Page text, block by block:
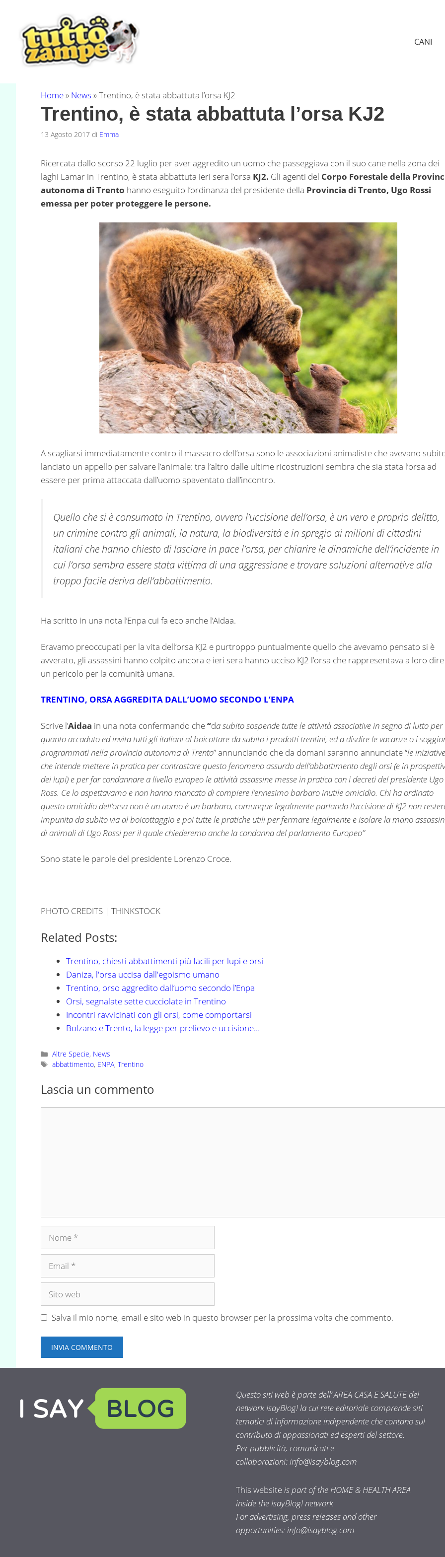
contenuto
CANI
Home» News »Trentino, è stata abbattuta l’orsa KJ2
Trentino, è stata abbattuta l’orsa KJ2
13 Agosto 2017 di Emma
Ricercata dallo scorso 22 luglio per aver aggredito un uomo che passeggiava con il suo cane nella zona dei
laghi Lamar in Trentino, è stata abbattuta ieri sera l’orsa KJ2. Gli agenti del Corpo Forestale della
autonoma di Trento hanno eseguito l’ordinanza del presidente della Provincia di Trento, Ugo Rossi
emessa per poter proteggere le persone.
A scagliarsi immediatamente contro il massacro dell’orsa sono le associazioni animaliste che avevano
lanciato un appello per salvare l’animale: tra l’altro dalle ultime ricostruzioni sembra che sia stata l’orsa ad
essere per prima attaccata dall’uomo spaventato dall’incontro.
Quello che si è consumato in Trentino, ovvero l’uccisione dell’orsa, è un vero e proprio delitto,
un crimine contro gli animali, la natura, la biodiversità e in spregio ai milioni di cittadini
italiani che hanno chiesto di lasciare in pace l’orsa, per chiarire le dinamiche dell’incidente in
cui l’orsa sembra essere stata vittima di una aggressione e trovare soluzioni alternative alla
troppo facile deriva dell’abbattimento.
Ha scritto in una nota l’Enpa cui fa eco anche l’Aidaa.
Eravamo preoccupati per la vita dell’orsa KJ2 e purtroppo puntualmente quello che avevamo pensato si è
avverato, gli assassini hanno colpito ancora e ieri sera hanno ucciso KJ2 l’orsa che rappresentava a loro dire
un pericolo per la comunità umana.
TRENTINO, ORSA AGGREDITA DALL’UOMO SECONDO L’ENPA
Scrive l’Aidaa in una nota confermando che“da subito sospende tutte le attività associative in segno di lutto per
quanto accaduto ed invita tutti gli italiani al boicottare da subito i prodotti trentini, ed a disdire le vacanze o i
programmati nella provincia autonoma di Trento” annunciando che da domani saranno annunciate “le iniziative
che intende mettere in pratica per contrastare questo fenomeno assurdo dell’abbattimento degli orsi (e in
dei lupi) e per far condannare a livello europeo le attività assassine messe in pratica con i decreti del presidente Ugo
Ross. Ce lo aspettavamo e non hanno mancato di compiere l’ennesimo barbaro inutile omicidio. Chi ha ordinato
questo omicidio dell’orsa non è un uomo è un barbaro, comunque legalmente parlando l’uccisione di KJ2 non
impunita da subito via al boicottaggio e poi tutte le pratiche utili per fermare legalmente e isolare la mano
di animali di Ugo Rossi per il quale chiederemo anche la condanna del parlamento Europeo”
Sono state le parole del presidente Lorenzo Croce.
PHOTO CREDITS | THINKSTOCK
Related Posts:
Trentino, chiesti abbattimenti più facili per lupi e orsi
Daniza, l'orsa uccisa dall'egoismo umano
Trentino, orso aggredito dall’uomo secondo l’Enpa
Orsi, segnalate sette cucciolate in Trentino
Incontri ravvicinati con gli orsi, come comportarsi
Bolzano e Trento, la legge per prelievo e uccisione…
Categorie
Altre Specie, News
Tag
abbattimento, ENPA,Trentino
Lascia un commento
Nome
Email
Sito
Salva il mio nome, email e sito web in questo browser per la prossima volta che commento.
Questo siti web è parte dell’ AREA CASA E SALUTE del
network IsayBlog! la cui rete editoriale comprende siti
tematici di informazione indipendente che contano sul
contributo di appassionati ed esperti del settore.
Per pubblicità, comunicati e
collaborazioni:info@isayblog.com
This websiteis part of the HOME & HEALTH AREA
inside the IsayBlog! network
For advertising, press releases and other
opportunities:info@isayblog.com